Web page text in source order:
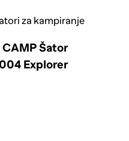
za kampiranje
CAMP Šator
Explorer